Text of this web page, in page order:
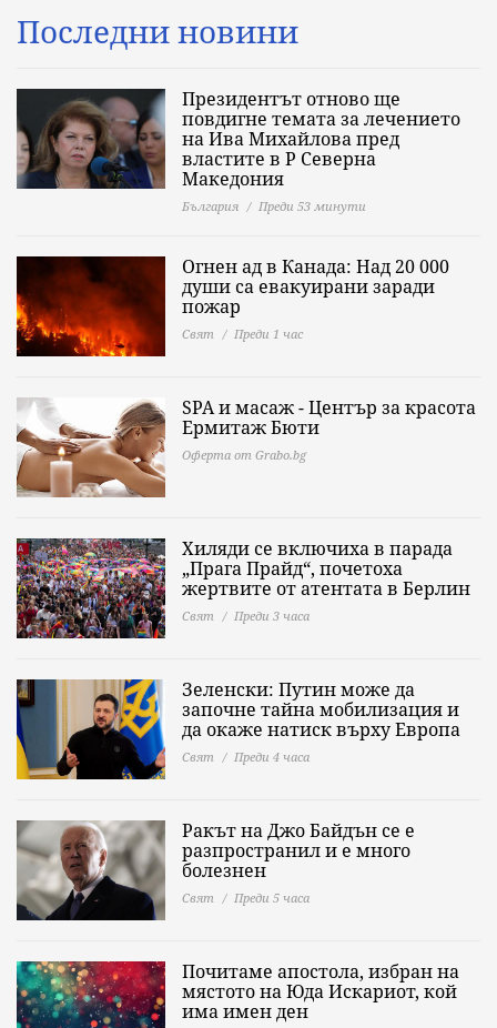
Последни новини
Президентът отново ще
повдигне темата за лечението
на Ива Михайлова пред
властите в Р Северна
Македония
България Преди 53 минути
Огнен ад в Канада: Над 20 000
души са евакуирани заради
пожар
Свят Преди 1 час
SPA и масаж - Център за красота
Ермитаж Бюти
Оферта от Grabo.bg
Хиляди се включиха в парада
„Прага Прайд“, почетоха
жертвите от атентата в Берлин
Свят Преди 3 часа
Зеленски: Путин може да
започне тайна мобилизация и
да окаже натиск върху Европа
Свят Преди 4 часа
Ракът на Джо Байдън се е
разпространил и е много
болезнен
Свят Преди 5 часа
Почитаме апостола, избран на
мястото на Юда Искариот, кой
има имен ден